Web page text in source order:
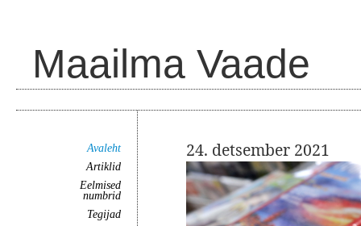
Maailma Vaade
Avaleht
Artiklid
Eelmised
numbrid
Tegijad
24. detsember 2021